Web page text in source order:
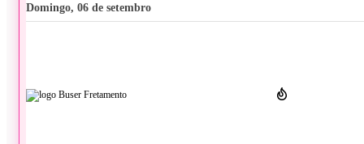
domingo, 06 de setembro